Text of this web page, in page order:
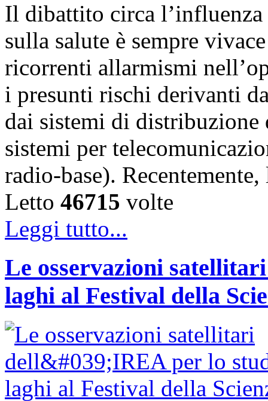
Il dibattito circa
sulla salute è sempre
ricorrenti allarmismi
i presunti rischi derivanti
dai sistemi di distribuzione
sistemi per
radio-base).
Letto 46715 volte
Leggi tutto...
Le osservazioni
laghi al Festival della